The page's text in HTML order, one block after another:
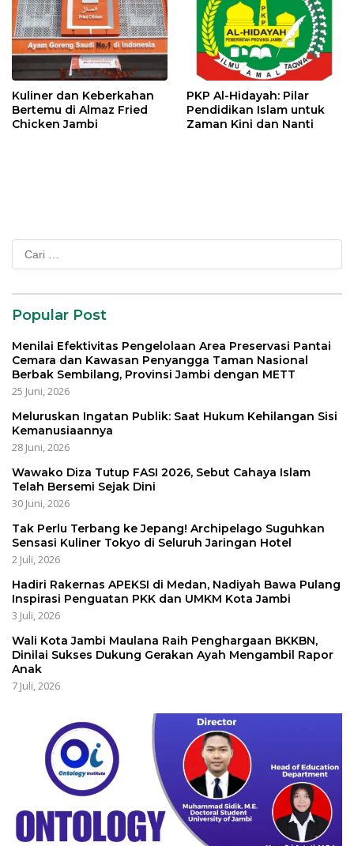
Kuliner dan Keberkahan
Bertemu di Almaz Fried
Chicken Jambi
PKP Al-Hidayah: Pilar
Pendidikan Islam untuk
Zaman Kini dan Nanti
Cari
untuk:
Popular Post
Menilai Efektivitas Pengelolaan Area Preservasi Pantai
Cemara dan Kawasan Penyangga Taman Nasional
Berbak Sembilang, Provinsi Jambi dengan METT
25 Juni, 2026
Meluruskan Ingatan Publik: Saat Hukum Kehilangan Sisi
Kemanusiaannya
28 Juni, 2026
Wawako Diza Tutup FASI 2026, Sebut Cahaya Islam
Telah Bersemi Sejak Dini
30 Juni, 2026
Tak Perlu Terbang ke Jepang! Archipelago Suguhkan
Sensasi Kuliner Tokyo di Seluruh Jaringan Hotel
2 Juli, 2026
Hadiri Rakernas APEKSI di Medan, Nadiyah Bawa Pulang
Inspirasi Penguatan PKK dan UMKM Kota Jambi
3 Juli, 2026
Wali Kota Jambi Maulana Raih Penghargaan BKKBN,
Dinilai Sukses Dukung Gerakan Ayah Mengambil Rapor
Anak
7 Juli, 2026